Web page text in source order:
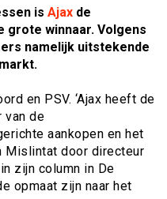
is Ajax de
winnaar. Volgens
namelijk uitstekende
en PSV. ‘Ajax heeft de
van de
aankopen en het
Mislintat door directeur
zijn column in De
opmaat zijn naar het